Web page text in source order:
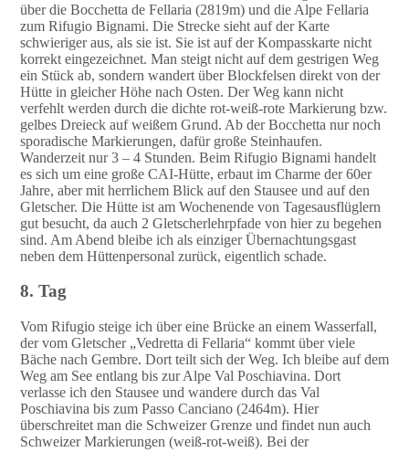
über die Bocchetta de Fellaria (2819m) und die Alpe Fellaria
zum Rifugio Bignami. Die Strecke sieht auf der Karte
schwieriger aus, als sie ist. Sie ist auf der Kompasskarte nicht
korrekt eingezeichnet. Man steigt nicht auf dem gestrigen Weg
ein Stück ab, sondern wandert über Blockfelsen direkt von der
Hütte in gleicher Höhe nach Osten. Der Weg kann nicht
verfehlt werden durch die dichte rot-weiß-rote Markierung bzw.
gelbes Dreieck auf weißem Grund. Ab der Bocchetta nur noch
sporadische Markierungen, dafür große Steinhaufen.
Wanderzeit nur 3 – 4 Stunden. Beim Rifugio Bignami handelt
es sich um eine große CAI-Hütte, erbaut im Charme der 60er
Jahre, aber mit herrlichem Blick auf den Stausee und auf den
Gletscher. Die Hütte ist am Wochenende von Tagesausflüglern
gut besucht, da auch 2 Gletscherlehrpfade von hier zu begehen
sind. Am Abend bleibe ich als einziger Übernachtungsgast
neben dem Hüttenpersonal zurück, eigentlich schade.
8. Tag
Vom Rifugio steige ich über eine Brücke an einem Wasserfall,
der vom Gletscher „Vedretta di Fellaria“ kommt über viele
Bäche nach Gembre. Dort teilt sich der Weg. Ich bleibe auf dem
Weg am See entlang bis zur Alpe Val Poschiavina. Dort
verlasse ich den Stausee und wandere durch das Val
Poschiavina bis zum Passo Canciano (2464m). Hier
überschreitet man die Schweizer Grenze und findet nun auch
Schweizer Markierungen (weiß-rot-weiß). Bei der